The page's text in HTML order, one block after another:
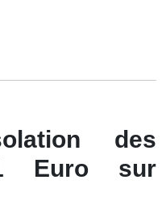
des
Euro sur